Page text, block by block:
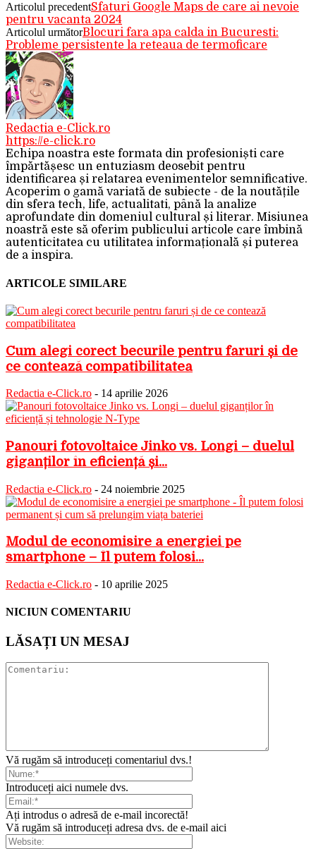
Articolul precedentSfaturi Google Maps de care ai nevoie
pentru vacanta 2024
Articolul următorBlocuri fara apa calda in Bucuresti:
Probleme persistente la reteaua de termoficare
Redactia e-Click.ro
https://e-click.ro
Echipa noastra este formata din profesioniști care
împărtășesc un entuziasm deosebit pentru
identificarea și relatarea evenimentelor semnificative.
Acoperim o gamă variată de subiecte - de la noutățile
din sfera tech, life, actualitati, până la analize
aprofundate din domeniul cultural și literar. Misiunea
noastră este să oferim publicului articole care îmbină
autenticitatea cu utilitatea informațională și puterea
de a inspira.
ARTICOLE SIMILARE
Cum alegi corect becurile pentru faruri și de
ce contează compatibilitatea
Redactia e-Click.ro - 14 aprilie 2026
Panouri fotovoltaice Jinko vs. Longi – duelul
giganților în eficiență și...
Redactia e-Click.ro - 24 noiembrie 2025
Modul de economisire a energiei pe
smartphone – Îl putem folosi...
Redactia e-Click.ro - 10 aprilie 2025
NICIUN COMENTARIU
LĂSAȚI UN MESAJ
Vă rugăm să introduceți comentariul dvs.!
Introduceți aici numele dvs.
Ați introdus o adresă de e-mail incorectă!
Vă rugăm să introduceți adresa dvs. de e-mail aici